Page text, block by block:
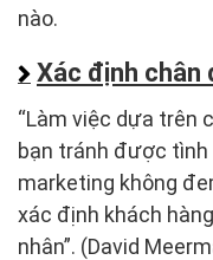
nào.
Xác định chân
“Làm việc dựa trên
bạn tránh được
marketing không
xác định khách
nhân”. (David